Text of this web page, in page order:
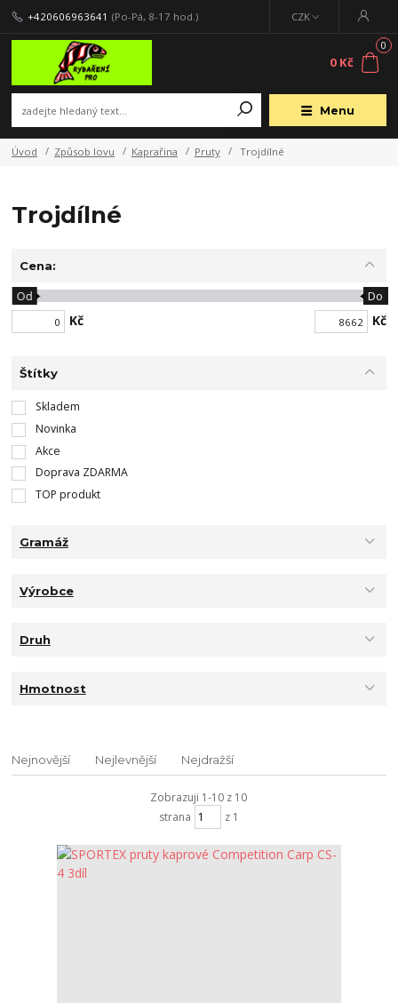
Menu
CZK
+420606963641 (Po-Pá, 8-17 hod.)
0
0 Kč
Úvod Způsob lovu Kaprařina Pruty Trojdílné
Trojdílné
Cena:
Kč
Od Do
Kč
Štítky
Skladem
Novinka
Akce
Doprava ZDARMA
TOP produkt
Gramáž
Výrobce
Druh
Hmotnost
Nejnovější Nejlevnější Nejdražší
Zobrazuji 1-10 z 10
strana
z 1